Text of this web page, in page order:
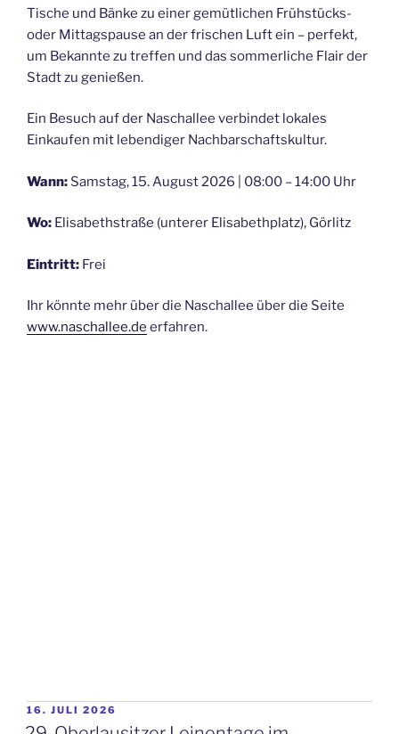
Tische und Bänke zu einer gemütlichen Frühstücks-
oder Mittagspause an der frischen Luft ein – perfekt,
um Bekannte zu treffen und das sommerliche Flair der
Stadt zu genießen.
Ein Besuch auf der Naschallee verbindet lokales
Einkaufen mit lebendiger Nachbarschaftskultur.
Wann: Samstag, 15. August 2026 | 08:00 – 14:00 Uhr
Wo: Elisabethstraße (unterer Elisabethplatz), Görlitz
Eintritt: Frei
Ihr könnte mehr über die Naschallee über die Seite
www.naschallee.de erfahren.
VERÖFFENTLICHT
AM
16. JULI 2026